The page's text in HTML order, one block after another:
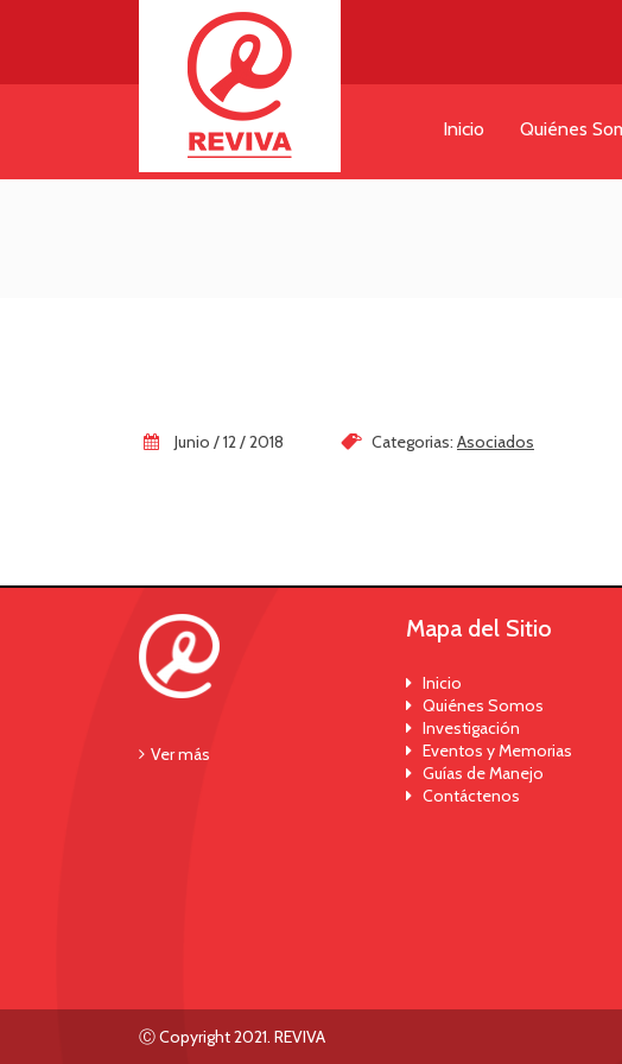
Inicio Quiénes
Junio / 12 / 2018 Categorias: Asociados
Ver más
Mapa del Sitio
Inicio
Quiénes Somos
Investigación
Eventos y Memorias
Guías de Manejo
Contáctenos
Ⓒ Copyright 2021. REVIVA